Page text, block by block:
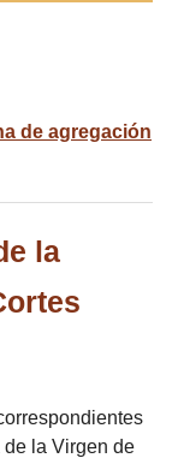
de agregación
la
la Virgen de